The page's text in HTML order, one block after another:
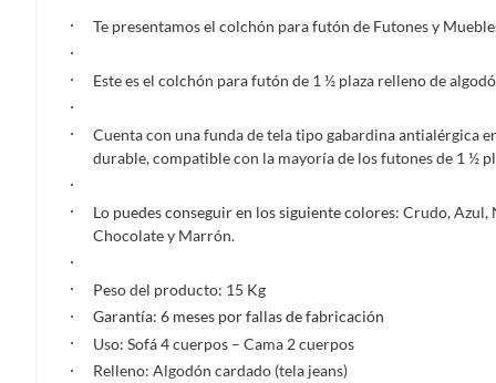
Confeccionados a la medida.
En sodimac.cl te damos30 días desde que recibes el
etiquetas y sin uso, tal como te lo entregamos.
programas para el computador.
Productos que han sido informados como
Alimentos, bebidas, medicamentos, suplementos alimenticios,
Pinturas de un color a solicitud.
Te presentamos el colchón para futón de Futones y
Este es el colchón para futón de 1 ½ plaza relleno de
Cuenta con una funda de tela tipo gabardina antialérgica
durable, compatible con la mayoría de los futones de 1 ½
Lo puedes conseguir en los siguiente colores: Crudo, Azul,
Chocolate y Marrón.
Peso del producto: 15 Kg
Garantía: 6 meses por fallas de fabricación
Uso: Sofá 4 cuerpos – Cama 2 cuerpos
Relleno: Algodón cardado (tela jeans)